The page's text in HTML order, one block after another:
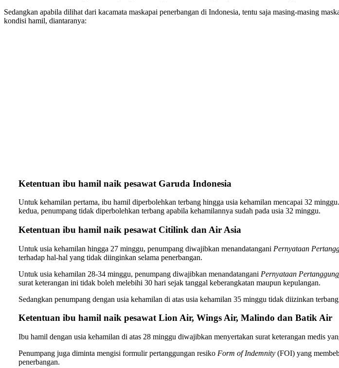
Sedangkan apabila dilihat dari kacamata maskapai penerbangan di Indonesia, tentu saja masing-masing
kondisi hamil, diantaranya:
Ketentuan ibu hamil naik pesawat Garuda Indonesia
Untuk kehamilan pertama, ibu hamil diperbolehkan terbang hingga usia kehamilan mencapai 32
kedua, penumpang tidak diperbolehkan terbang apabila kehamilannya sudah pada usia 32 minggu.
Ketentuan ibu hamil naik pesawat Citilink dan Air Asia
Untuk usia kehamilan hingga 27 minggu, penumpang diwajibkan menandatangani Pernyataan
terhadap hal-hal yang tidak diinginkan selama penerbangan.
Untuk usia kehamilan 28-34 minggu, penumpang diwajibkan menandatangani Pernyataan
surat keterangan ini tidak boleh melebihi 30 hari sejak tanggal keberangkatan maupun kepulangan.
Sedangkan penumpang dengan usia kehamilan di atas usia kehamilan 35 minggu tidak diizinkan
Ketentuan ibu hamil naik pesawat Lion Air, Wings Air, Malindo dan Batik Air
Ibu hamil dengan usia kehamilan di atas 28 minggu diwajibkan menyertakan surat keterangan medis
Penumpang juga diminta mengisi formulir pertanggungan resiko Form of Indemnity (FOI) yang
penerbangan.